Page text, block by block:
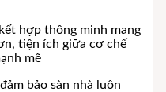
hợp thông minh mang
tiện ích giữa cơ chế
mẽ
bảo sàn nhà luôn